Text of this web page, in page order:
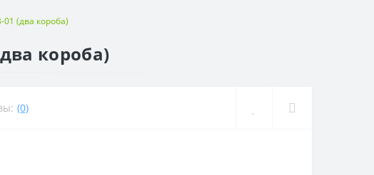
01 (два короба)
короба)
(0)